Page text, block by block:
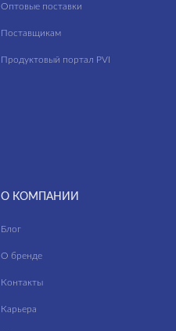
Оптовые поставки
Поставщикам
Продуктовый портал PVI
О КОМПАНИИ
Блог
О бренде
Контакты
Карьера